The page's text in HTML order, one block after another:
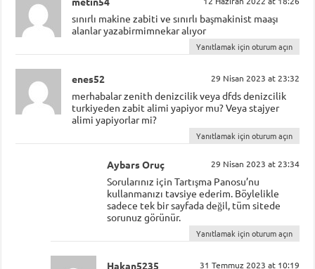
sınırlı makine zabiti ve sınırlı başmakinist maaşı
alanlar yazabirmimnekar alıyor
Yanıtlamak için oturum açın
enes52 29 Nisan 2023 at 23:32
merhabalar zenith denizcilik veya dfds denizcilik
turkiyeden zabit alimi yapiyor mu? Veya stajyer
alimi yapiyorlar mi?
Yanıtlamak için oturum açın
Aybars Oruç 29 Nisan 2023 at 23:34
Sorularınız için Tartışma Panosu’nu
kullanmanızı tavsiye ederim. Böylelikle
sadece tek bir sayfada değil, tüm sitede
sorunuz görünür.
Yanıtlamak için oturum açın
Hakan5235 31 Temmuz 2023 at 10:19